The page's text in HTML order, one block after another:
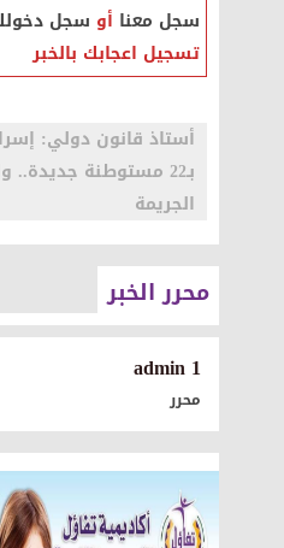
سجل معنا أو سجل
تسجيل اعجابك بالخبر
أستاذ قانون دولي:
بـ22 مستوطنة
الجريمة
محرر الخبر
1 admin
محرر